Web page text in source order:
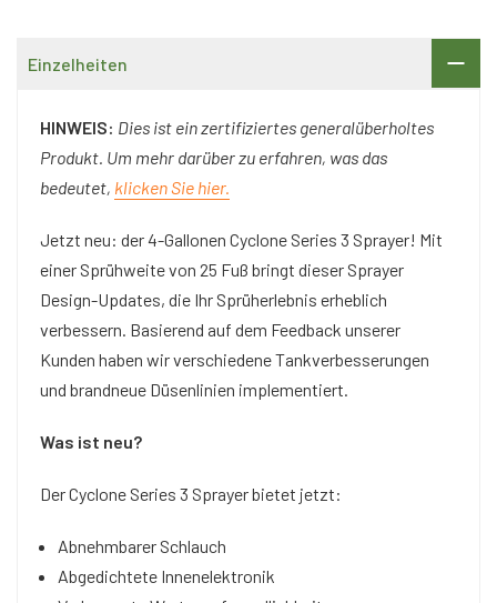
Einzelheiten
HINWEIS: Dies ist ein zertifiziertes generalüberholtes
Produkt. Um mehr darüber zu erfahren, was das
bedeutet, klicken Sie hier.
Jetzt neu: der 4-Gallonen Cyclone Series 3 Sprayer! Mit
einer Sprühweite von 25 Fuß bringt dieser Sprayer
Design-Updates, die Ihr Sprüherlebnis erheblich
verbessern. Basierend auf dem Feedback unserer
Kunden haben wir verschiedene Tankverbesserungen
und brandneue Düsenlinien implementiert.
Was ist neu?
Der Cyclone Series 3 Sprayer bietet jetzt:
Abnehmbarer Schlauch
Abgedichtete Innenelektronik